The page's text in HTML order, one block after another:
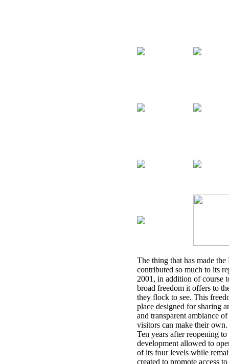
The thing that has made
contributed so much to its
2001, in addition of course
broad freedom it offers to
they flock to see. This
place designed for sharing
and transparent ambiance
visitors can make their own.
Ten years after reopening
development allowed to
of its four levels while
created to promote access